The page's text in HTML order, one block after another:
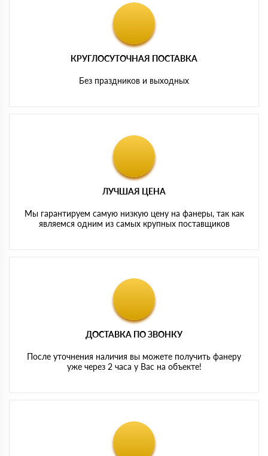
КРУГЛОСУТОЧНАЯ ПОСТАВКА
Без праздников и выходных
ЛУЧШАЯ ЦЕНА
Мы гарантируем самую низкую цену на фанеры, так как
являемся одним из самых крупных поставщиков
ДОСТАВКА ПО ЗВОНКУ
После уточнения наличия вы можете получить фанеру
уже через 2 часа у Вас на объекте!